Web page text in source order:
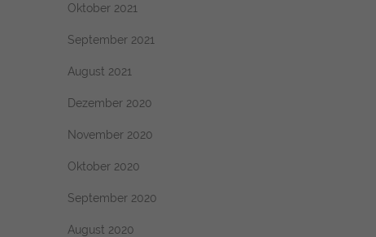
Oktober 2021
September 2021
August 2021
Dezember 2020
November 2020
Oktober 2020
September 2020
August 2020